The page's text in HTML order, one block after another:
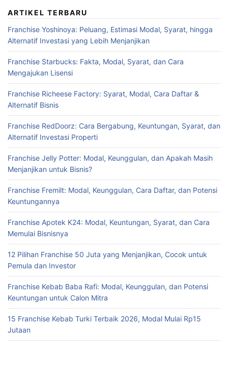
ARTIKEL TERBARU
Franchise Yoshinoya: Peluang, Estimasi Modal, Syarat, hingga
Alternatif Investasi yang Lebih Menjanjikan
Franchise Starbucks: Fakta, Modal, Syarat, dan Cara
Mengajukan Lisensi
Franchise Richeese Factory: Syarat, Modal, Cara Daftar &
Alternatif Bisnis
Franchise RedDoorz: Cara Bergabung, Keuntungan, Syarat, dan
Alternatif Investasi Properti
Franchise Jelly Potter: Modal, Keunggulan, dan Apakah Masih
Menjanjikan untuk Bisnis?
Franchise Fremilt: Modal, Keunggulan, Cara Daftar, dan Potensi
Keuntungannya
Franchise Apotek K24: Modal, Keuntungan, Syarat, dan Cara
Memulai Bisnisnya
12 Pilihan Franchise 50 Juta yang Menjanjikan, Cocok untuk
Pemula dan Investor
Franchise Kebab Baba Rafi: Modal, Keunggulan, dan Potensi
Keuntungan untuk Calon Mitra
15 Franchise Kebab Turki Terbaik 2026, Modal Mulai Rp15
Jutaan